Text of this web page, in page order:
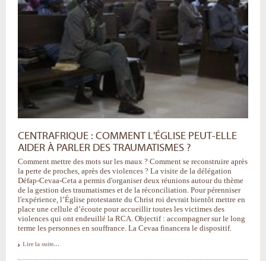
CENTRAFRIQUE : COMMENT L'ÉGLISE PEUT-ELLE
AIDER À PARLER DES TRAUMATISMES ?
Comment mettre des mots sur les maux ? Comment se reconstruire après
la perte de proches, après des violences ? La visite de la délégation
Défap-Cevaa-Ceta a permis d'organiser deux réunions autour du thème
de la gestion des traumatismes et de la réconciliation. Pour pérenniser
l'expérience, l’Église protestante du Christ roi devrait bientôt mettre en
place une cellule d’écoute pour accueillir toutes les victimes des
violences qui ont endeuillé la RCA. Objectif : accompagner sur le long
terme les personnes en souffrance. La Cevaa financera le dispositif.
Lire la suite…